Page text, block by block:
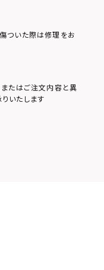
ついた際は修理をお
またはご注文内容と異
いたします